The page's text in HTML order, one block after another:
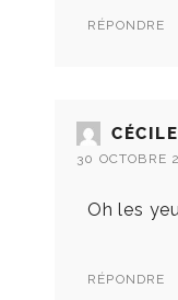
RÉPONDRE
CÉCILE
30 OCTOBRE
Oh les
RÉPONDRE